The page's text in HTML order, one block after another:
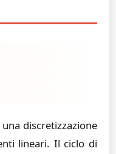
discretizzazione
lineari. Il ciclo di